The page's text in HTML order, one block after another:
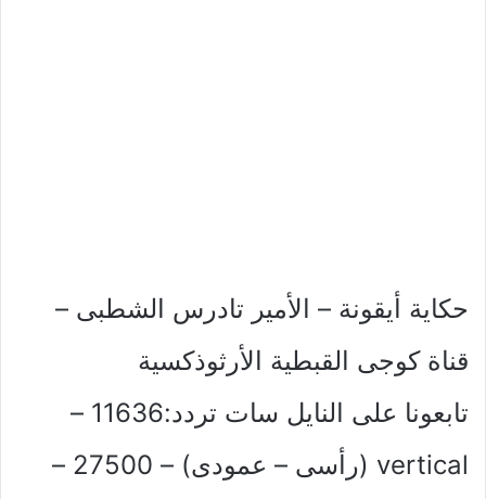
حكاية أيقونة – الأمير تادرس الشطبى –
قناة كوجى القبطية الأرثوذكسية
تابعونا على النايل سات تردد:11636 –
vertical (رأسى – عمودى) – 27500 –